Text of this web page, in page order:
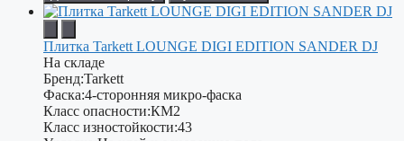
Плитка Tarkett LOUNGE DIGI EDITION SANDER DJ
На складе
Бренд:Tarkett
Фаска:4-сторонняя микро-фаска
Класс опасности:КМ2
Класс изностойкости:43